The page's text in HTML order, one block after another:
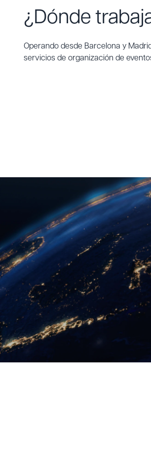
¿Dónde
Operando desde Barcelona y
servicios de organización de